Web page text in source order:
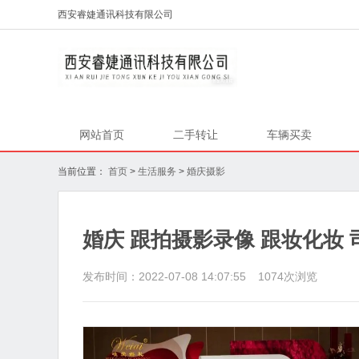
西安睿婕通讯科技有限公司
网站首页 二手转让 车辆买卖
当前位置： 首页 > 生活服务 > 婚庆摄影
婚庆 跟拍摄影录像 跟妆化妆
发布时间：2022-07-08 14:07:55 1074次浏览